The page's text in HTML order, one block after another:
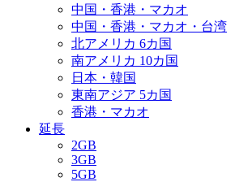
中国・香港・マカオ
中国・香港・マカオ・台湾
北アメリカ 6カ国
南アメリカ 10カ国
日本・韓国
東南アジア 5カ国
香港・マカオ
延長
2GB
3GB
5GB